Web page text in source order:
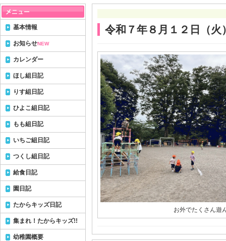
令和７年８月１２日（火
お外でたくさん遊
基本情報
お知らせNEW
カレンダー
ほし組日記
りす組日記
ひよこ組日記
もも組日記
いちご組日記
つくし組日記
給食日記
園日記
たからキッズ日記
集まれ！たからキッズ!!
幼稚園概要